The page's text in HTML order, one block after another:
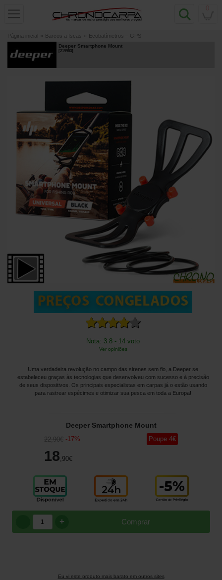
Página inicial » Barcos a Iscas » Ecobatímetros – GPS
Deeper Smartphone Mount
[219953]
Nota: 3.8 - 14 voto
Ver opiniões
Uma verdadeira revolução no campo das sirenes sem fio, a Deeper se
estabeleceu graças às tecnologias que desenvolveu com sucesso e à precisão
de seus dispositivos. Os principais especialistas em carpas já o estão usando
para rastrear espécimes e otimizar sua pesca em toda a Europa!
Deeper Smartphone Mount
22,90€ -17%
18 ,90€
Poupe 4€
Comprar
+
Eu vi este produto mais barato em outros sites